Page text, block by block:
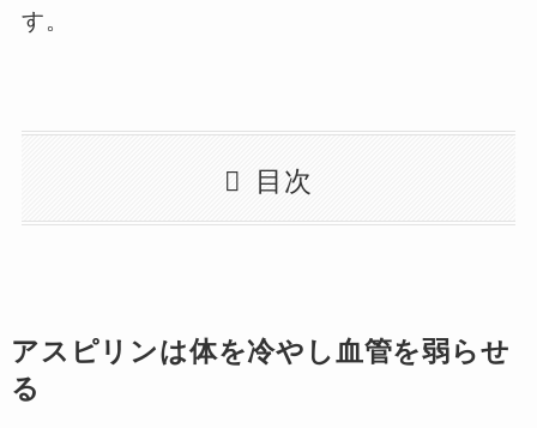
す。
目次
アスピリンは体を冷やし血管を弱らせ
る